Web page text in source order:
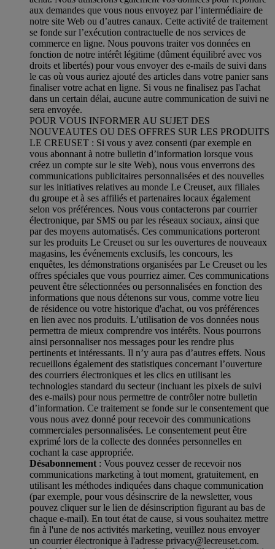
aux demandes que vous nous envoyez par l’intermédiaire de
notre site Web ou d’autres canaux. Cette activité de traitement
se fonde sur l’exécution contractuelle de nos services de
commerce en ligne. Nous pouvons traiter vos données en
fonction de notre intérêt légitime (dûment équilibré avec vos
droits et libertés) pour vous envoyer des e-mails de suivi dans
le cas où vous auriez ajouté des articles dans votre panier sans
finaliser votre achat en ligne. Si vous ne finalisez pas l'achat
dans un certain délai, aucune autre communication de suivi ne
sera envoyée.
POUR VOUS INFORMER AU SUJET DES
NOUVEAUTES OU DES OFFRES SUR LES PRODUITS
LE CREUSET : Si vous y avez consenti (par exemple en
vous abonnant à notre bulletin d’information lorsque vous
créez un compte sur le site Web), nous vous enverrons des
communications publicitaires personnalisées et des nouvelles
sur les initiatives relatives au monde Le Creuset, aux filiales
du groupe et à ses affiliés et partenaires locaux également
selon vos préférences. Nous vous contacterons par courrier
électronique, par SMS ou par les réseaux sociaux, ainsi que
par des moyens automatisés. Ces communications porteront
sur les produits Le Creuset ou sur les ouvertures de nouveaux
magasins, les événements exclusifs, les concours, les
enquêtes, les démonstrations organisées par Le Creuset ou les
offres spéciales que vous pourriez aimer. Ces communications
peuvent être sélectionnées ou personnalisées en fonction des
informations que nous détenons sur vous, comme votre lieu
de résidence ou votre historique d'achat, ou vos préférences
en lien avec nos produits. L’utilisation de vos données nous
permettra de mieux comprendre vos intérêts. Nous pourrons
ainsi personnaliser nos messages pour les rendre plus
pertinents et intéressants. Il n’y aura pas d’autres effets. Nous
recueillons également des statistiques concernant l’ouverture
des courriers électroniques et les clics en utilisant les
technologies standard du secteur (incluant les pixels de suivi
des e-mails) pour nous permettre de contrôler notre bulletin
d’information. Ce traitement se fonde sur le consentement que
vous nous avez donné pour recevoir des communications
commerciales personnalisées. Le consentement peut être
exprimé lors de la collecte des données personnelles en
cochant la case appropriée.
Désabonnement : Vous pouvez cesser de recevoir nos
communications marketing à tout moment, gratuitement, en
utilisant les méthodes indiquées dans chaque communication
(par exemple, pour vous désinscrire de la newsletter, vous
pouvez cliquer sur le lien de désinscription figurant au bas de
chaque e-mail). En tout état de cause, si vous souhaitez mettre
fin à l'une de nos activités marketing, veuillez nous envoyer
un courrier électronique à l'adresse privacy@lecreuset.com.